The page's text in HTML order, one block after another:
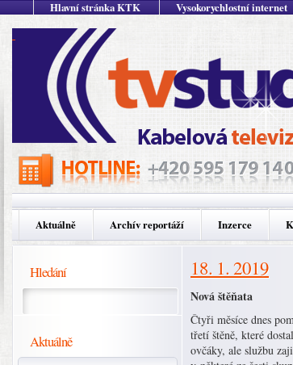
Hlavní stránka KTK Vysokorychlostní internet
Aktuálně Archív reportáží Inzerce
Hledání
Aktuálně
18. 1. 2019
Nová štěňata
Čtyři měsíce dnes
třetí štěně, které
ovčáky, ale službu